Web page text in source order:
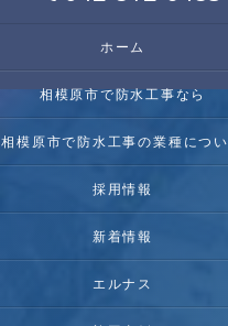
ホーム
相模原市で防水工事なら
相模原市で防水工事の業種につ
採用情報
新着情報
エルナス